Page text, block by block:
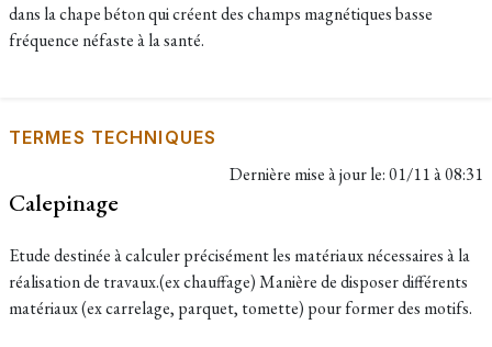
dans la chape béton qui créent des champs magnétiques basse
fréquence néfaste à la santé.
TERMES TECHNIQUES
Dernière mise à jour le:01/11 à 08:31
Calepinage
Etude destinée à calculer précisément les matériaux nécessaires à la
réalisation de travaux.(ex chauffage) Manière de disposer différents
matériaux (ex carrelage, parquet, tomette) pour former des motifs.